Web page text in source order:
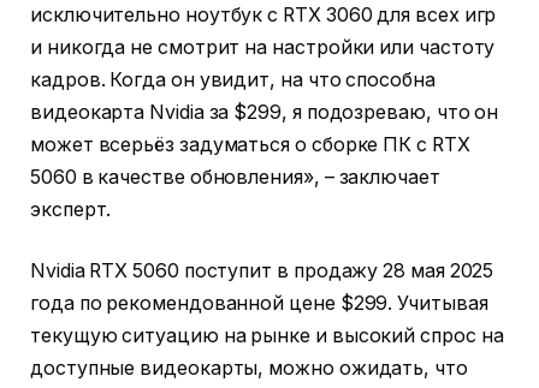
исключительно ноутбук с RTX 3060 для всех игр
и никогда не смотрит на настройки или частоту
кадров. Когда он увидит, на что способна
видеокарта Nvidia за $299, я подозреваю, что он
может всерьёз задуматься о сборке ПК с RTX
5060 в качестве обновления», – заключает
эксперт.
Nvidia RTX 5060 поступит в продажу 28 мая 2025
года по рекомендованной цене $299. Учитывая
текущую ситуацию на рынке и высокий спрос на
доступные видеокарты, можно ожидать, что